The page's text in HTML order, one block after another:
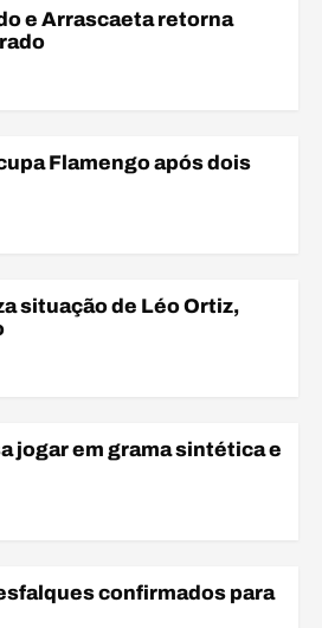
e Arrascaeta retorna
Flamengo após dois
situação de Léo Ortiz,
jogar em grama sintética e
confirmados para